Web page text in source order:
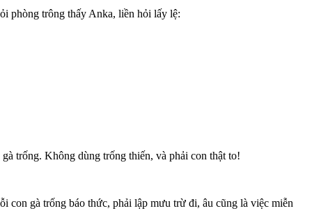
trông thấy Anka, liền hỏi lấy lệ:
Không dùng trống thiến, và phải con thật to!
gà trống báo thức, phải lập mưu trừ đi, âu cũng là việc miễn